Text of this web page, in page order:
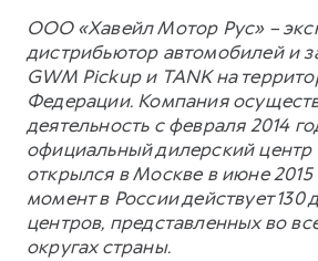
ООО «Хавейл Мотор Рус» –
дистрибьютор автомобилей и
GWM Pickup и TANK на
Федерации. Компания
деятельность с февраля 2014
официальный дилерский центр
открылся в Москве в июне
момент в России действует 130
центров, представленных во
округах страны.